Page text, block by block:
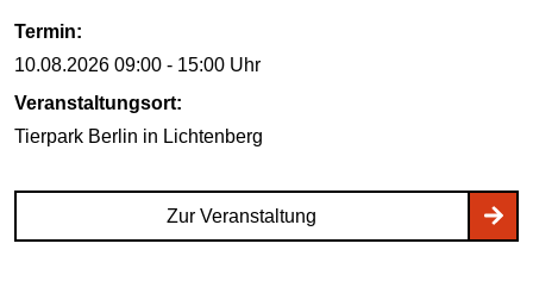
Termin:
10.08.2026 09:00 - 15:00 Uhr
Veranstaltungsort:
Tierpark Berlin in Lichtenberg
Zur Veranstaltung